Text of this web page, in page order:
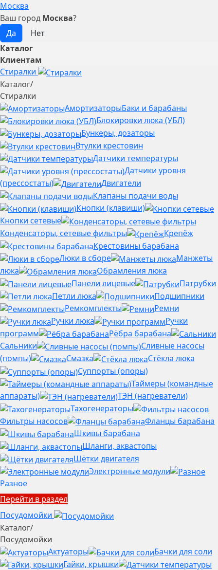
Москва
Ваш город Москва?
Каталог
Клиентам
Стиралки
Каталог/
Стиралки
АмортизаторыБаки и барабаны
Блокировки люка (УБЛ)
Бункеры, дозаторы
Втулки крестовин
Датчики температуры
Датчики уровня
(прессостаты)
Двигатели
Клапаны подачи воды
Кнопки (клавиши)
Кнопки сетевые
Конденсаторы, сетевые фильтры
Крепёж
Крестовины барабана
Люки в сборе
Манжеты
люка
Обрамления люка
Панели лицевые
Патрубки
Петли люка
Подшипники
Ремкомплекты
Ремни
Ручки люка
Ручки
программ
Рёбра барабана
Сальники
Сливные насосы
(помпы)
Смазка
Стёкла люка
Суппорты (опоры)
Таймеры (командные
аппараты)
ТЭН (нагреватели)
Тахогенераторы
Фильтры насосов
Фланцы барабана
Шкивы барабана
Шланги, аквастопы
Щётки двигателя
Электронные модули
Разное
Перейти в раздел
Посудомойки
Каталог/
Посудомойки
Актуаторы
Бачки для соли
Гайки, крышки